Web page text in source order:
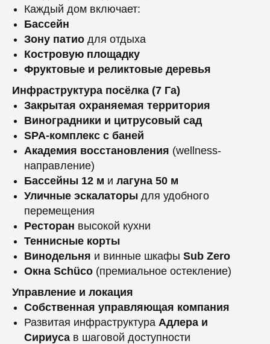
Каждый дом включает:
Бассейн
Зону патио для отдыха
Костровую площадку
Фруктовые и реликтовые деревья
Инфраструктура посёлка (7 Га)
Закрытая охраняемая территория
Виноградники и цитрусовый сад
SPA-комплекс с баней
Академия восстановления (wellness-
направление)
Бассейны 12 м и лагуна 50 м
Уличные эскалаторы для удобного
перемещения
Ресторан высокой кухни
Теннисные корты
Винодельня и винные шкафы Sub Zero
Окна Schüco (премиальное остекление)
Управление и локация
Собственная управляющая компания
Развитая инфраструктура Адлера и
Сириуса в шаговой доступности